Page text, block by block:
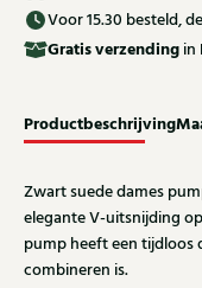
Voor 15.30 besteld,
Gratisverzending in
Productbeschrijving
Zwart suede dames
elegante V-uitsnijding
pump heeft een tijdloos
combineren is.